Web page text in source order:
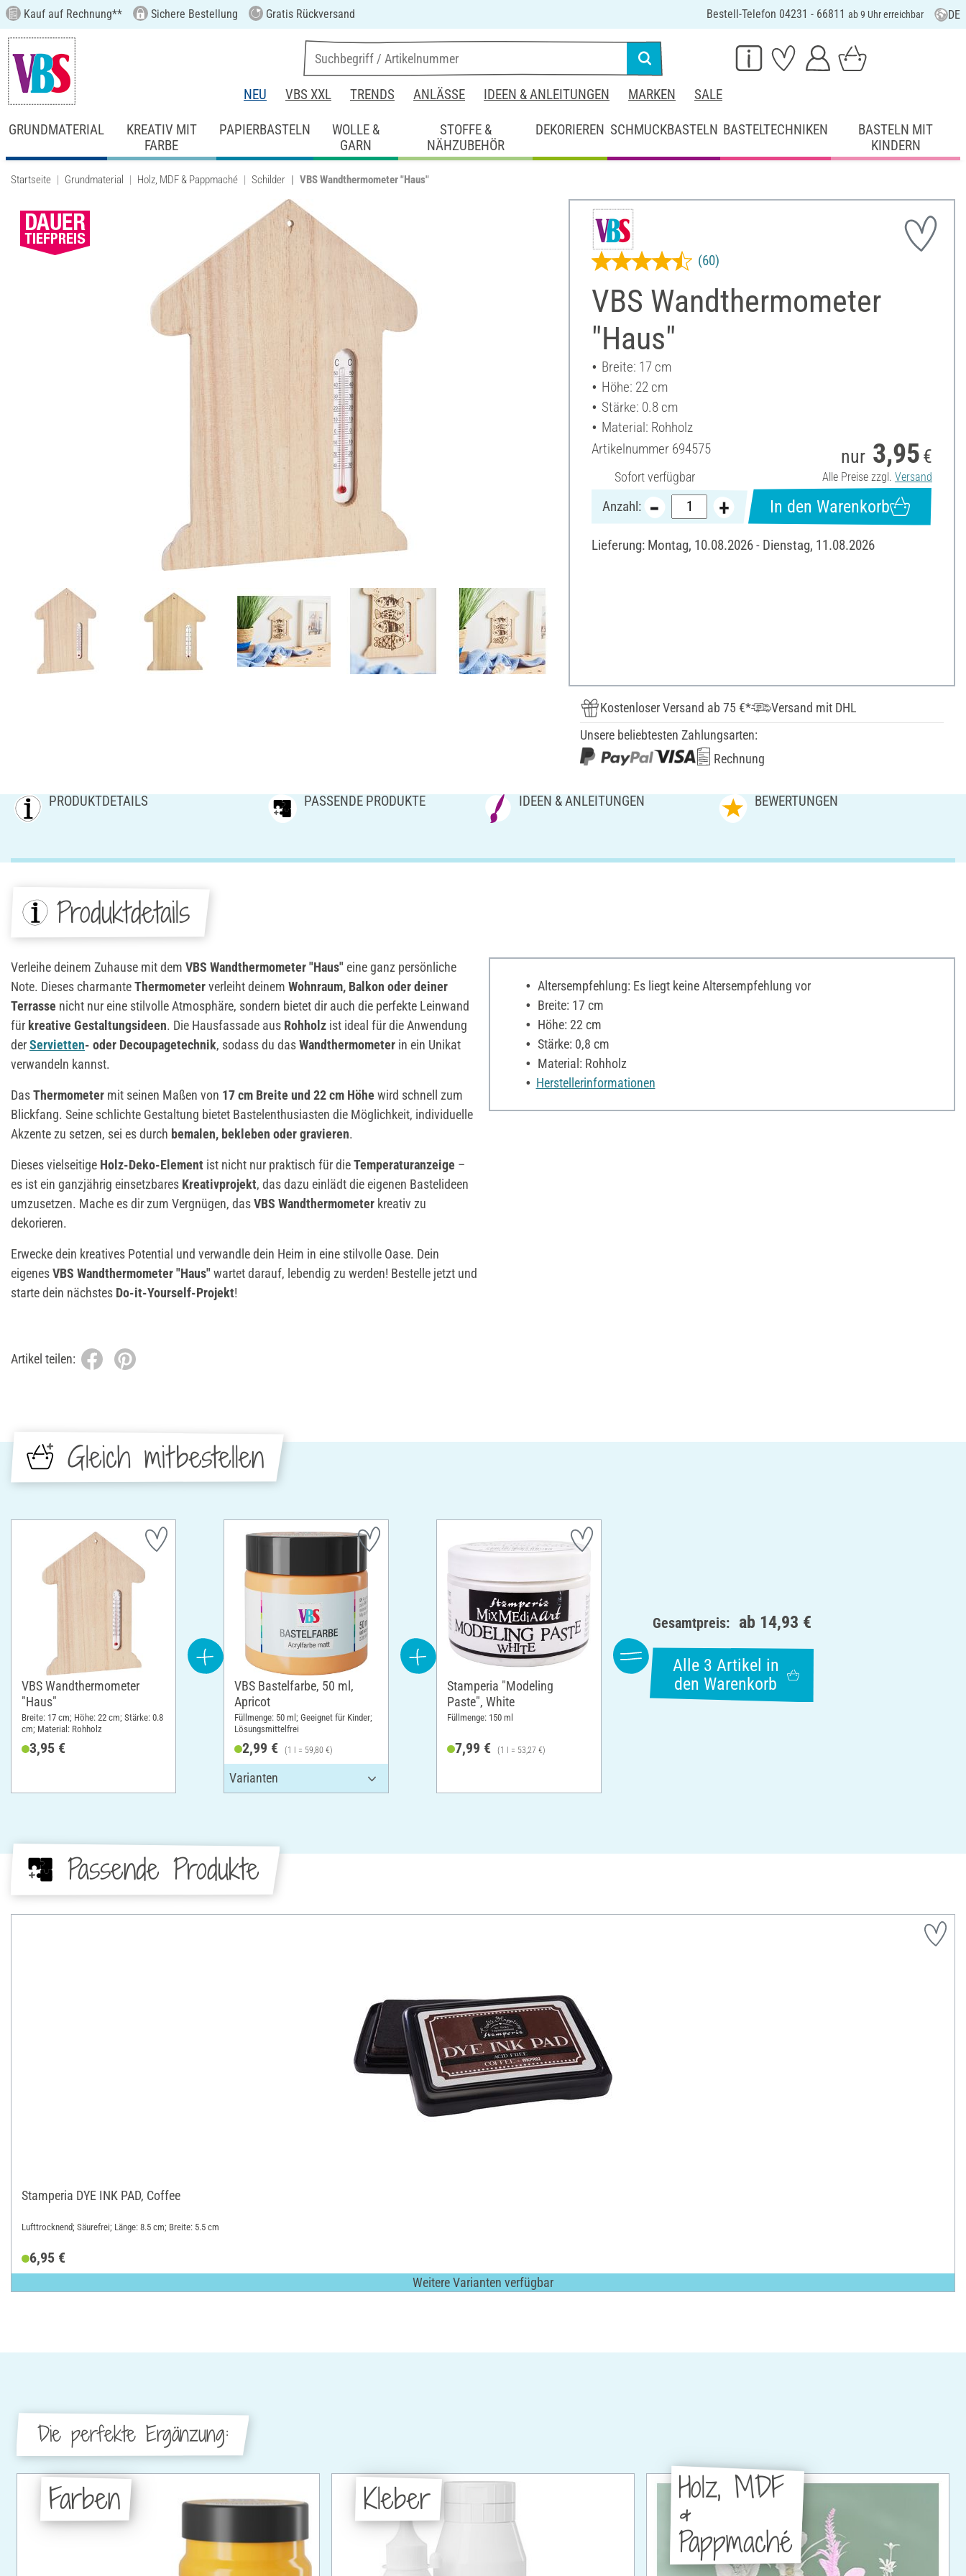
Kauf auf Rechnung** Sichere Bestellung Gratis Rückversand Bestell-Telefon 04231 - 66811 ab 9 Uhr erreichbar DE
NEU VBS XXL TRENDS ANLÄSSE IDEEN & ANLEITUNGEN MARKEN SALE
GRUNDMATERIAL
KREATIV MIT
FARBE
PAPIERBASTELN
WOLLE &
GARN
STOFFE &
NÄHZUBEHÖR
DEKORIEREN SCHMUCKBASTELN BASTELTECHNIKEN
BASTELN MIT
KINDERN
Startseite Grundmaterial Holz, MDF & Pappmaché Schilder VBS Wandthermometer "Haus"
VBS Wandthermometer
"Haus"
(60)
Breite: 17 cm
Höhe: 22 cm
Stärke: 0.8 cm
Material: Rohholz
Artikelnummer 694575
Sofort verfügbar
nur 3,95 €
Alle Preise zzgl. Versand
Anzahl: In den Warenkorb
Lieferung: Montag, 10.08.2026 - Dienstag, 11.08.2026
Kostenloser Versand ab 75 €*
Versand mit DHL
Unsere beliebtesten Zahlungsarten:
Rechnung
PRODUKTDETAILS PASSENDE PRODUKTE IDEEN & ANLEITUNGEN BEWERTUNGEN
Produktdetails
Verleihe deinem Zuhause mit dem VBS Wandthermometer "Haus" eine ganz persönliche
Note. Dieses charmanteThermometerverleiht deinem Wohnraum, Balkon oder deiner
Terrasse nicht nur eine stilvolle Atmosphäre, sondern bietet dir auch die perfekte Leinwand
für kreative Gestaltungsideen. Die Hausfassade aus Rohholz ist ideal für die Anwendung
derServietten- oder Decoupagetechnik, sodass du dasWandthermometer in ein Unikat
verwandeln kannst.
DasThermometer mit seinen Maßen von 17 cm Breite und 22 cm Höhe wird schnell zum
Blickfang. Seine schlichte Gestaltung bietet Bastelenthusiasten die Möglichkeit, individuelle
Akzente zu setzen, sei es durch bemalen, bekleben oder gravieren.
Dieses vielseitige Holz-Deko-Element ist nicht nur praktisch für dieTemperaturanzeige –
es ist ein ganzjährig einsetzbares Kreativprojekt, das dazu einlädt die eigenen Bastelideen
umzusetzen. Mache es dir zum Vergnügen, dasVBS Wandthermometer kreativ zu
dekorieren.
Erwecke dein kreatives Potential und verwandle dein Heim in eine stilvolle Oase. Dein
eigenesVBS Wandthermometer "Haus"wartet darauf, lebendig zu werden! Bestelle jetzt und
starte dein nächstes Do-it-Yourself-Projekt!
Altersempfehlung: Es liegt keine Altersempfehlung vor
Breite: 17 cm
Höhe: 22 cm
Stärke: 0,8 cm
Material: Rohholz
Herstellerinformationen
Artikel teilen:
Gleich mitbestellen
VBS Wandthermometer
"Haus"
Breite: 17 cm; Höhe: 22 cm; Stärke: 0.8
cm; Material: Rohholz
3,95 €
VBS Bastelfarbe, 50 ml,
Apricot
Füllmenge: 50 ml; Geeignet für Kinder;
Lösungsmittelfrei
2,99 € (1 l = 59,80 €)
Stamperia "Modeling
Paste", White
Füllmenge: 150 ml
7,99 € (1 l = 53,27 €)
Gesamtpreis: ab 14,93 €
Alle 3 Artikel in
den Warenkorb
Passende Produkte
Stamperia DYE INK PAD, Coffee
Lufttrocknend; Säurefrei; Länge: 8.5 cm; Breite: 5.5 cm
6,95 €
Weitere Varianten verfügbar
Die perfekte Ergänzung:
Farben Kleber Holz, MDF
&
Pappmaché